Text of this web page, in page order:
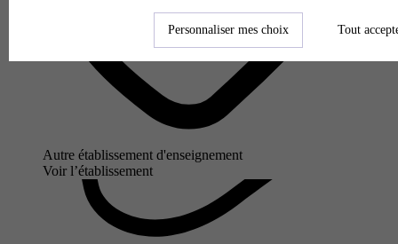
Autre établissement d'enseignement
Voir l’établissement
Personnaliser mes choix Tout